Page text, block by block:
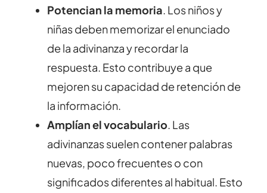
Potencian la memoria. Los niños y
niñas deben memorizar el enunciado
de la adivinanza y recordar la
respuesta. Esto contribuye a que
mejoren su capacidad de retención de
la información.
Amplían el vocabulario. Las
adivinanzas suelen contener palabras
nuevas, poco frecuentes o con
significados diferentes al habitual. Esto